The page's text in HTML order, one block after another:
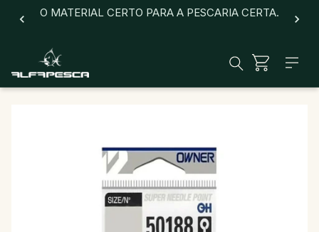
O MATERIAL CERTO PARA A PESCARIA CERTA.